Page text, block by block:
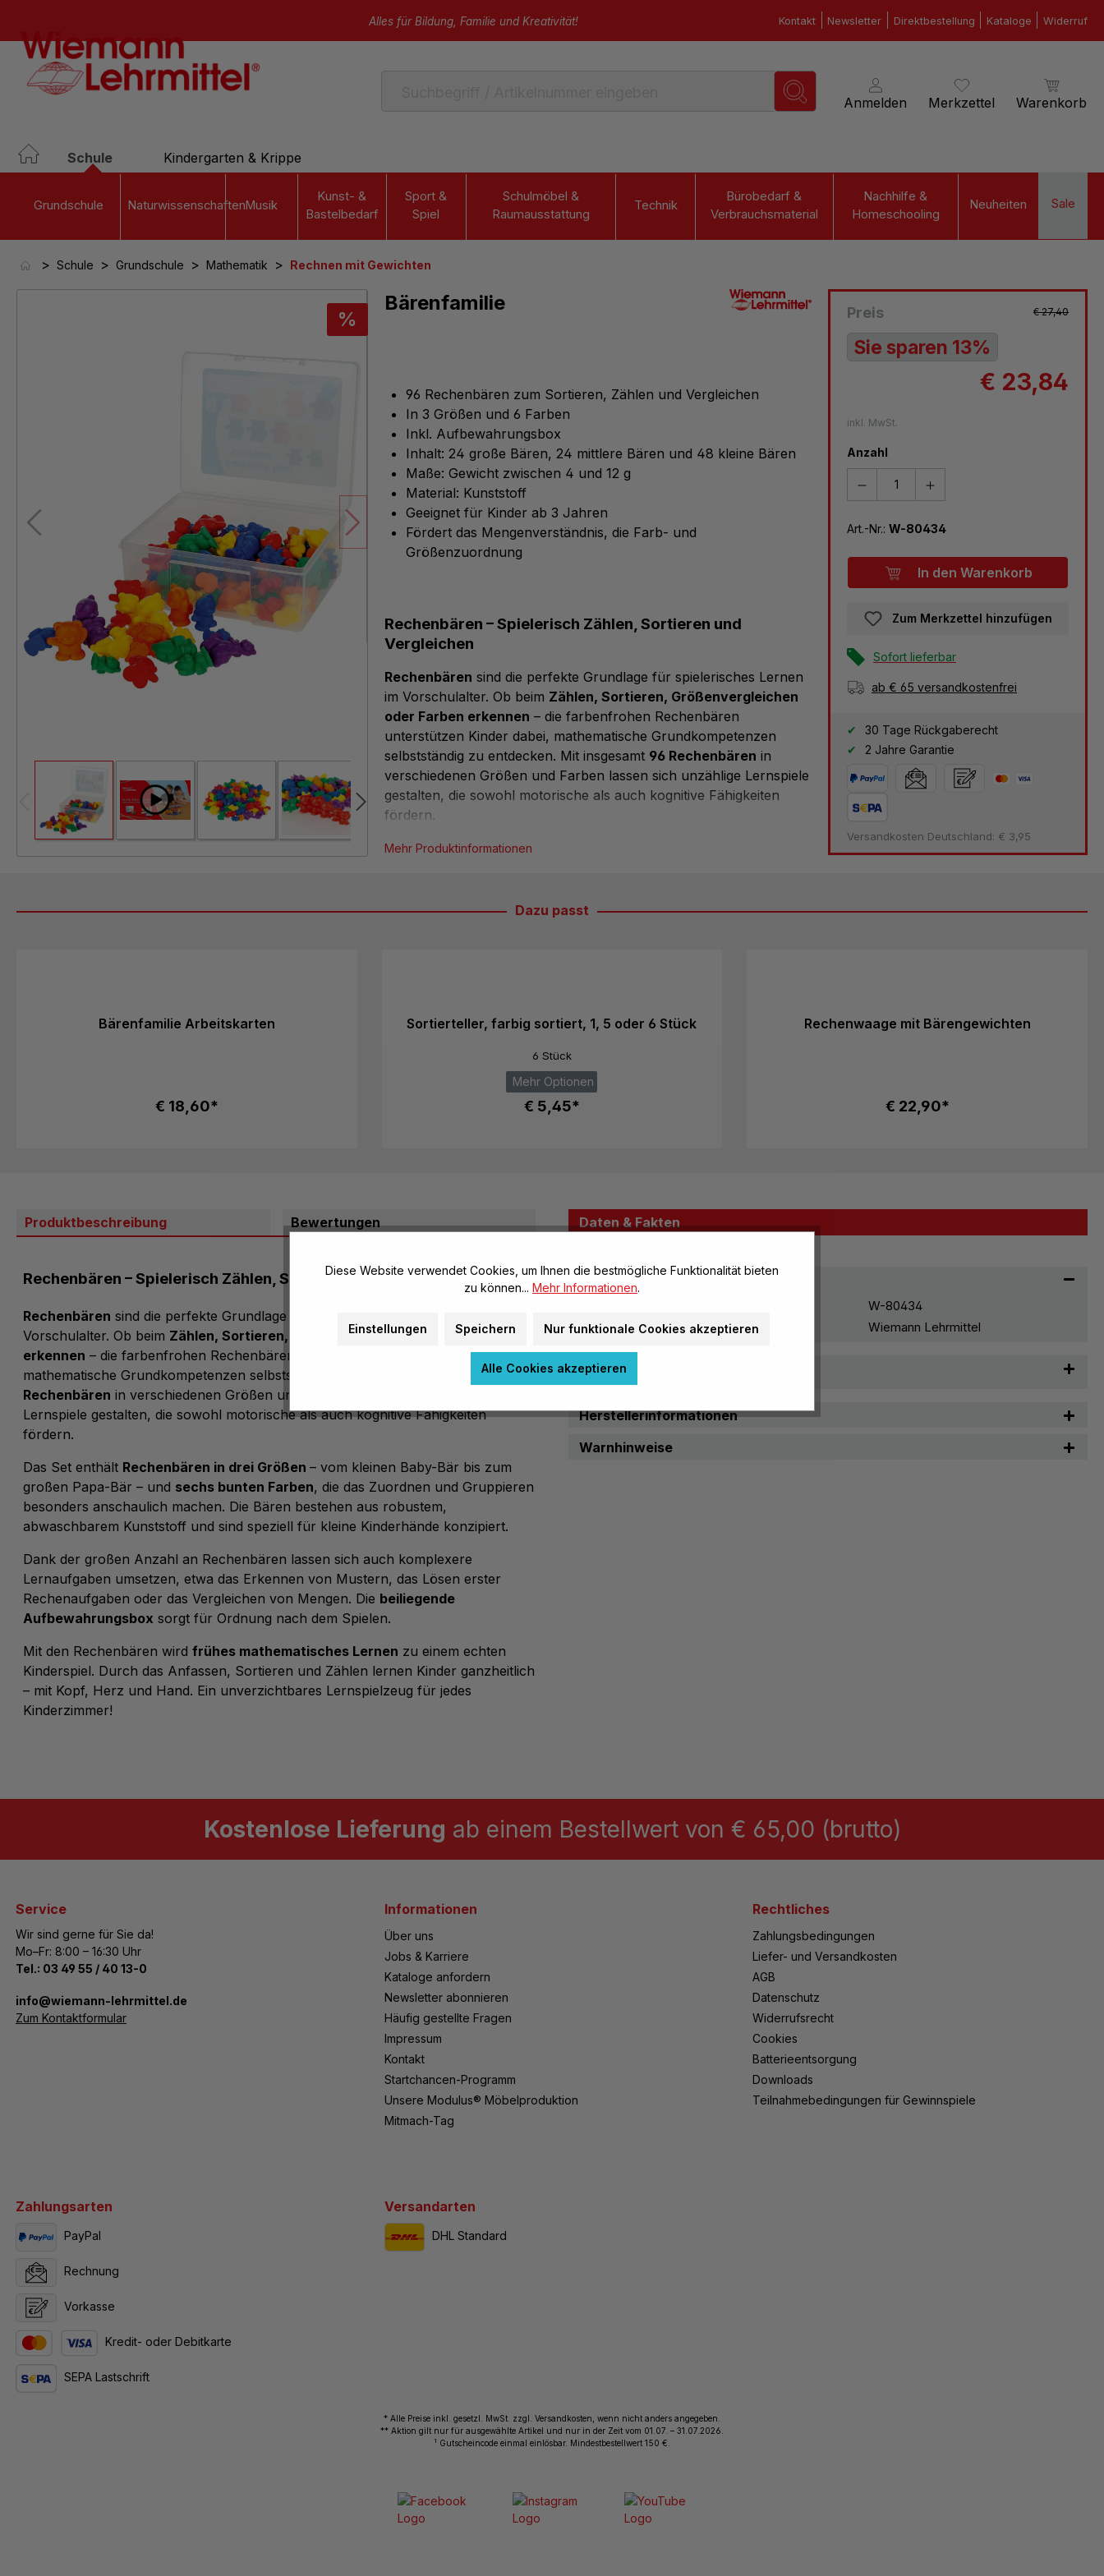
Alles für Bildung, Familie und Kreativität! Kontakt Newsletter Direktbestellung Kataloge Widerruf
Anmelden Merkzettel Warenkorb
Schule Kindergarten & Krippe
Grundschule NaturwissenschaftenMusik
Kunst- &
Bastelbedarf
Sport &
Spiel
Schulmöbel &
Raumausstattung
Technik
Bürobedarf &
Verbrauchsmaterial
Nachhilfe &
Homeschooling
Neuheiten Sale
> Schule > Grundschule > Mathematik > Rechnen mit Gewichten
%
Produktvideos
Wir verwenden Youtube und Vimeo für unsere
Produktvideos.
Bitte akzeptieren Sie das Cookie, um die gewünschte
Preis € 27,40
Sie sparen 13%
€ 23,84
inkl. MwSt.
Anzahl
Art.-Nr.: W-80434
In den Warenkorb
Zum Merkzettel hinzufügen
Sofort lieferbar
ab € 65 versandkostenfrei
30 Tage Rückgaberecht
2 Jahre Garantie
Versandkosten Deutschland: € 3,95
Bärenfamilie
96 Rechenbären zum Sortieren, Zählen und Vergleichen
In 3 Größen und 6 Farben
Inkl. Aufbewahrungsbox
Inhalt: 24 große Bären, 24 mittlere Bären und 48 kleine Bären
Maße: Gewicht zwischen 4 und 12 g
Material: Kunststoff
Geeignet für Kinder ab 3 Jahren
Fördert das Mengenverständnis, die Farb- und
Größenzuordnung
Rechenbären – Spielerisch Zählen, Sortieren und
Vergleichen
Rechenbären sind die perfekte Grundlage für spielerisches Lernen
im Vorschulalter. Ob beim Zählen, Sortieren, Größenvergleichen
oder Farben erkennen – die farbenfrohen Rechenbären
unterstützen Kinder dabei, mathematische Grundkompetenzen
selbstständig zu entdecken. Mit insgesamt 96 Rechenbären in
verschiedenen Größen und Farben lassen sich unzählige Lernspiele
gestalten, die sowohl motorische als auch kognitive Fähigkeiten
fördern.
Das Set enthältRechenbären in drei Größen
Bären bestehen aus robustem, abwaschbarem Kunststoff und sind
von Mengen. Diebeili...
Mehr Produktinformationen
Dazu passt
Bärenfamilie Arbeitskarten
€ 18,60*
Sortierteller, farbig sortiert, 1, 5 oder 6 Stück
6 Stück
Mehr Optionen
€ 5,45*
Rechenwaage mit Bärengewichten
€ 22,90*
Produktbeschreibung Bewertungen
Rechenbären – Spielerisch Zählen, Sortieren und Vergleichen
Rechenbären sind die perfekte Grundlage für spielerisches Lernen im
Vorschulalter. Ob beim Zählen, Sortieren, Größenvergleichen oder Farben
erkennen – die farbenfrohen Rechenbären unterstützen Kinder dabei,
mathematische Grundkompetenzen selbstständig zu entdecken. Mit insgesamt96
Rechenbären in verschiedenen Größen und Farben lassen sich unzählige
Lernspiele gestalten, die sowohl motorische als auch kognitive Fähigkeiten
fördern.
Das Set enthält Rechenbären in drei Größen – vom kleinen Baby-Bär bis zum
großen Papa-Bär – und sechs bunten Farben, die das Zuordnen und Gruppieren
besonders anschaulich machen. Die Bären bestehen aus robustem,
abwaschbarem Kunststoff und sind speziell für kleine Kinderhände konzipiert.
Dank der großen Anzahl an Rechenbären lassen sich auch komplexere
Lernaufgaben umsetzen, etwa das Erkennen von Mustern, das Lösen erster
Rechenaufgaben oder das Vergleichen von Mengen. Die beiliegende
Aufbewahrungsbox sorgt für Ordnung nach dem Spielen.
Mit den Rechenbären wird frühes mathematisches Lernen zu einem echten
Kinderspiel. Durch das Anfassen, Sortieren und Zählen lernen Kinder ganzheitlich
– mit Kopf, Herz und Hand. Ein unverzichtbares Lernspielzeug für jedes
Kinderzimmer!
Daten & Fakten
Allgemeine Infos
W-80434
Marke:
Wiemann Lehrmittel
Material, Beschaffenheit & Pflege
Herstellerinformationen
Warnhinweise
Kostenlose Lieferung ab einem Bestellwert von € 65,00 (brutto)
Service
Wir sind gerne für Sie da!
Mo–Fr: 8:00 – 16:30 Uhr
Tel.: 03 49 55 / 40 13-0
­info@wiemann-lehrmittel.de
Zum Kontaktformular
Informationen
Über uns
Jobs & Karriere
Kataloge anfordern
Newsletter abonnieren
Häufig gestellte Fragen
Impressum
Kontakt
Startchancen-Programm
Unsere Modulus® Möbelproduktion
Mitmach-Tag
Rechtliches
Zahlungsbedingungen
Liefer- und Versandkosten
AGB
Datenschutz
Widerrufsrecht
Cookies
Batterieentsorgung
Downloads
Teilnahmebedingungen für Gewinnspiele
Zahlungsarten
PayPal
Rechnung
Vorkasse
Kredit- oder Debitkarte
SEPA Lastschrift
Versandarten
DHL Standard
* Alle Preise inkl. gesetzl. MwSt. zzgl. Versandkosten, wenn nicht anders angegeben.
** Aktion gilt nur für ausgewählte Artikel und nur in der Zeit vom 01.07. – 31.07.2026.
1 Gutscheincode einmal einlösbar. Mindestbestellwert 150 €.
Diese Website verwendet Cookies, um Ihnen die bestmögliche Funktionalität bieten
zu können... Mehr Informationen.
Einstellungen Speichern Nur funktionale Cookies akzeptieren
Alle Cookies akzeptieren